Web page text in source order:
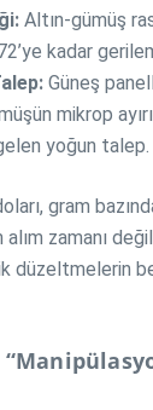
Altın-gümüş
kadar
Güneş
mikrop
yoğun talep.
gram
zamanı
düzeltmelerin